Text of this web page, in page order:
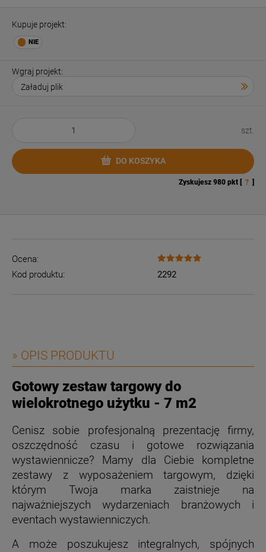
Kupuje projekt:
Wgraj projekt:
szt.
DO KOSZYKA
Zyskujesz 980 pkt [ ? ]
Ocena:
Kod produktu:
2292
» OPIS PRODUKTU
Gotowy zestaw targowy do
wielokrotnego użytku - 7 m2
Cenisz sobie profesjonalną prezentację firmy,
oszczędność czasu i gotowe rozwiązania
wystawiennicze? Mamy dla Ciebie kompletne
zestawy z wyposażeniem targowym, dzięki
którym Twoja marka zaistnieje na
najważniejszych wydarzeniach branżowych i
eventach wystawienniczych.
A może poszukujesz integralnych, spójnych